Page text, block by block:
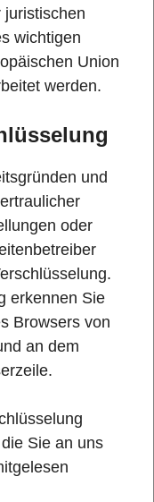
juristischen
wichtigen
Union
werden.
und
oder
erkennen Sie
Browsers von
an dem
Sie an uns